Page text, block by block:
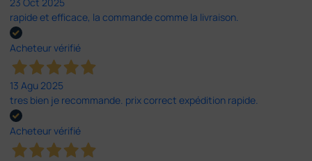
rapide et efficace, la commande comme la livraison.
Acheteur vérifié
13 Agu 2025
tres bien je recommande. prix correct expédition rapide.
Acheteur vérifié